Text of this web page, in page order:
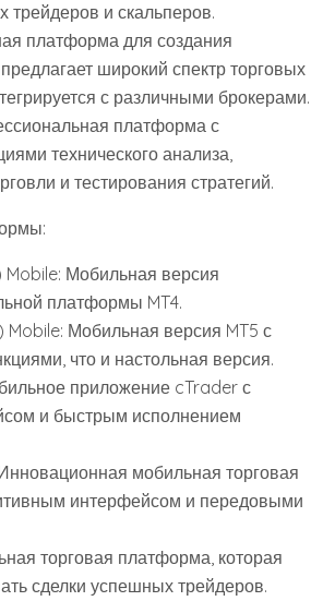
трейдеров и скальперов.
платформа для создания
широкий спектр торговых
с различными брокерами.
платформа с
технического анализа,
и тестирования стратегий.
Mobile: Мобильная версия
платформы MT4.
Mobile: Мобильная версия MT5 с
что и настольная версия.
приложение cTrader с
и быстрым исполнением
мобильная торговая
интерфейсом и передовыми
торговая платформа, которая
сделки успешных трейдеров.